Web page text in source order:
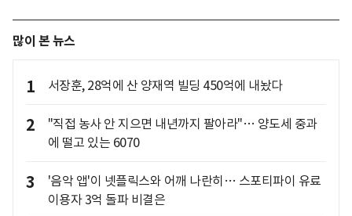
많이 본 뉴스
1 서장훈, 28억에 산 양재역 빌딩 450억에 내놨다
2
"직접 농사 안 지으면 내년까지 팔아라"… 양도세 중과
에 떨고 있는 6070
3
'음악 앱'이 넷플릭스와 어깨 나란히… 스포티파이 유료
이용자 3억 돌파 비결은